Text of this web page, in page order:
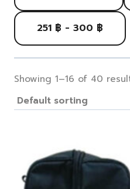
251 ฿ - 300 ฿
Showing 1–16 of 40